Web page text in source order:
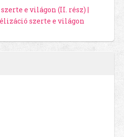
e világon (II. rész) |
szerte e világon